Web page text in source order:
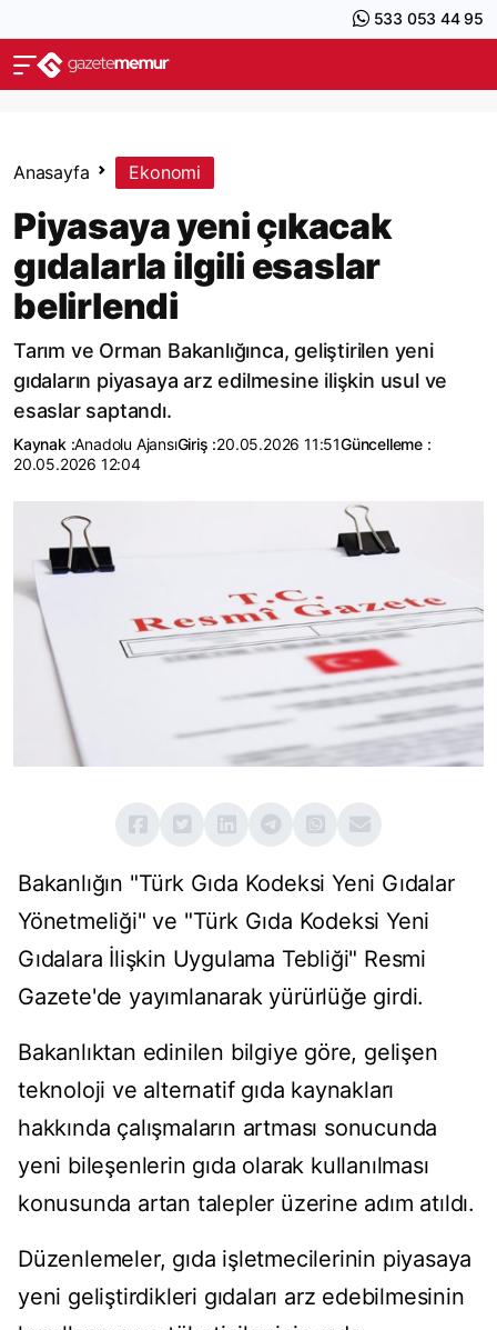
533 053 44 95
Anasayfa Ekonomi
Piyasaya yeni çıkacak
gıdalarla ilgili esaslar
belirlendi
Tarım ve Orman Bakanlığınca, geliştirilen yeni
gıdaların piyasaya arz edilmesine ilişkin usul ve
esaslar saptandı.
Kaynak :Anadolu AjansıGiriş :20.05.2026 11:51Güncelleme :
20.05.2026 12:04
Bakanlığın "Türk Gıda Kodeksi Yeni Gıdalar
Yönetmeliği" ve "Türk Gıda Kodeksi Yeni
Gıdalara İlişkin Uygulama Tebliği" Resmi
Gazete'de yayımlanarak yürürlüğe girdi.
Bakanlıktan edinilen bilgiye göre, gelişen
teknoloji ve alternatif gıda kaynakları
hakkında çalışmaların artması sonucunda
yeni bileşenlerin gıda olarak kullanılması
konusunda artan talepler üzerine adım atıldı.
Düzenlemeler, gıda işletmecilerinin piyasaya
yeni geliştirdikleri gıdaları arz edebilmesinin